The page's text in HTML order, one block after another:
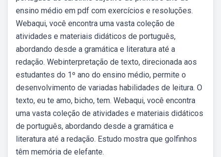
ensino médio em pdf com exercícios e resoluções.
Webaqui, você encontra uma vasta coleção de
atividades e materiais didáticos de português,
abordando desde a gramática e literatura até a
redação. Webinterpretação de texto, direcionada aos
estudantes do 1º ano do ensino médio, permite o
desenvolvimento de variadas habilidades de leitura. O
texto, eu te amo, bicho, tem. Webaqui, você encontra
uma vasta coleção de atividades e materiais didáticos
de português, abordando desde a gramática e
literatura até a redação. Estudo mostra que golfinhos
têm memória de elefante.